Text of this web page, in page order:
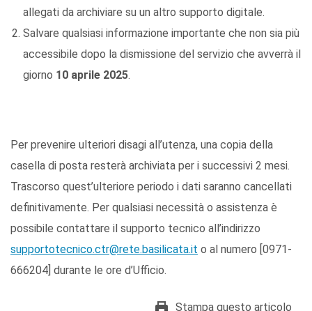
allegati da archiviare su un altro supporto digitale.
Salvare qualsiasi informazione importante che non sia più
accessibile dopo la dismissione del servizio che avverrà il
giorno 10 aprile 2025.
Per prevenire ulteriori disagi all’utenza, una copia della
casella di posta resterà archiviata per i successivi 2 mesi.
Trascorso quest’ulteriore periodo i dati saranno cancellati
definitivamente. Per qualsiasi necessità o assistenza è
possibile contattare il supporto tecnico all’indirizzo
supportotecnico.ctr@rete.basilicata.it o al numero [0971-
666204] durante le ore d’Ufficio.
Stampa questo articolo